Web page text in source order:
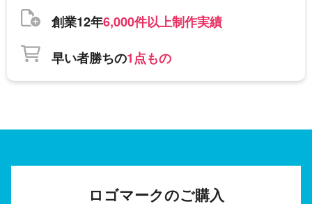
創業12年6,000件以上制作実績
早い者勝ちの1点もの
ロゴマークのご購入